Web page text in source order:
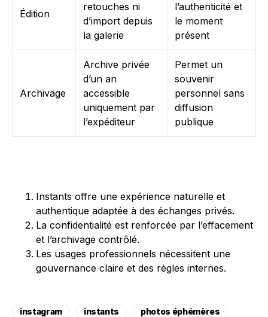
Édition
retouches ni
d’import depuis
la galerie
l’authenticité et
le moment
présent
Archivage
Archive privée
d’un an
accessible
uniquement par
l’expéditeur
Permet un
souvenir
personnel sans
diffusion
publique
Instants offre une expérience naturelle et
authentique adaptée à des échanges privés.
La confidentialité est renforcée par l’effacement
et l’archivage contrôlé.
Les usages professionnels nécessitent une
gouvernance claire et des règles internes.
instagram instants photos éphémères